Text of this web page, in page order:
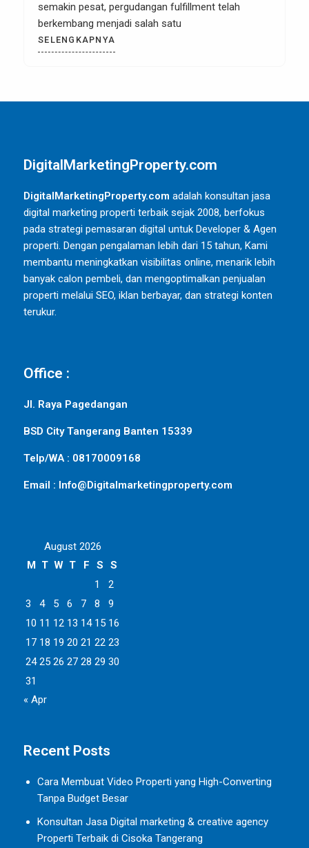
semakin pesat, pergudangan fulfillment telah
berkembang menjadi salah satu
SELENGKAPNYA
DigitalMarketingProperty.com
DigitalMarketingProperty.com adalah konsultan jasa
digital marketing properti terbaik sejak 2008, berfokus
pada strategi pemasaran digital untuk Developer & Agen
properti. Dengan pengalaman lebih dari 15 tahun, Kami
membantu meningkatkan visibilitas online, menarik lebih
banyak calon pembeli, dan mengoptimalkan penjualan
properti melalui SEO, iklan berbayar, dan strategi konten
terukur.
Office :
Jl. Raya Pagedangan
BSD City Tangerang Banten 15339
Telp/WA : 08170009168
Email : Info@Digitalmarketingproperty.com
August 2026
M T W T F S
S
1
2
3
4 5 6 7 8
9
10 11 12 13 14 15 16
17 18 19 20 21 22 23
24 25 26 27 28 29 30
31
« Apr
Recent Posts
Cara Membuat Video Properti yang High-Converting
Tanpa Budget Besar
Konsultan Jasa Digital marketing & creative agency
Properti Terbaik di Cisoka Tangerang